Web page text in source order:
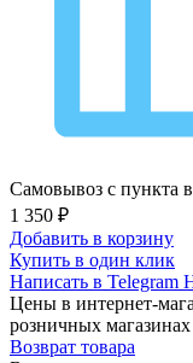
Самовывоз с пункта
1 350 ₽
Добавить в корзину
Купить в один клик
Написать в Telegram
Цены в интернет-
розничных магазинах
Возврат товара